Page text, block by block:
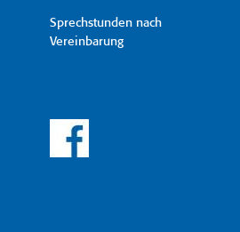
Sprechstunden nach
Vereinbarung